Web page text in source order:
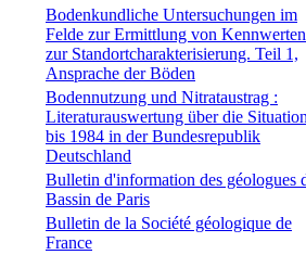
Bodenkundliche Untersuchungen im
Felde zur Ermittlung von Kennwerten
zur Standortcharakterisierung. Teil 1,
Ansprache der Böden
Bodennutzung und Nitrataustrag :
Literaturauswertung über die
bis 1984 in der Bundesrepublik
Deutschland
Bulletin d'information des géologues
Bassin de Paris
Bulletin de la Société géologique de
France